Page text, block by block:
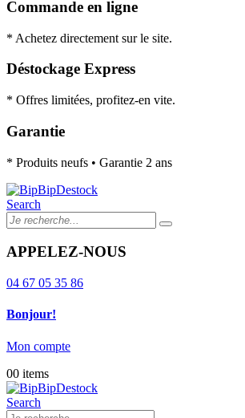
Commande en ligne
* Achetez directement sur le site.
Déstockage Express
* Offres limitées, profitez-en vite.
Garantie
* Produits neufs • Garantie 2 ans
Search
APPELEZ-NOUS
04 67 05 35 86
Bonjour!
Mon compte
00 items
Search